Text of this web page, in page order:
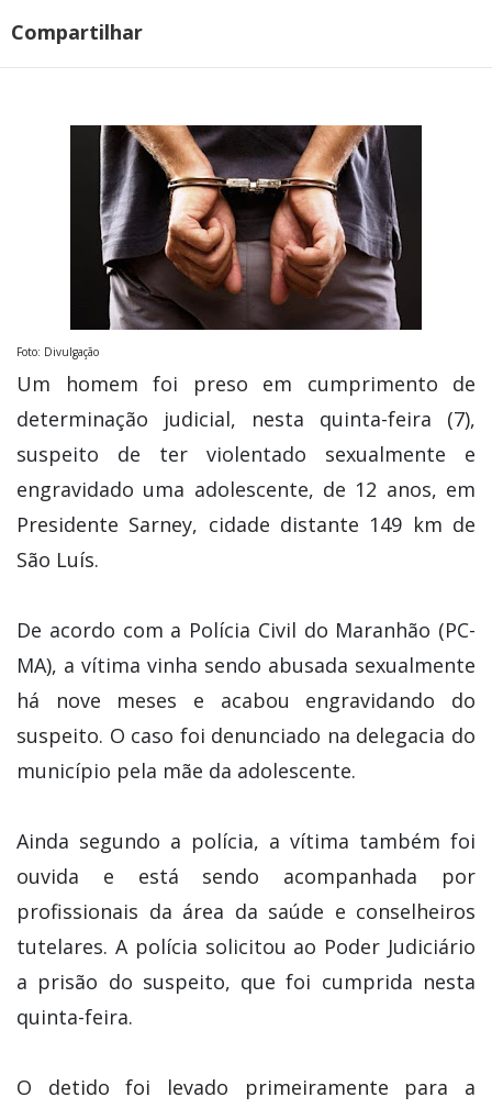
Compartilhar
Foto: Divulgação
Um homem foi preso em cumprimento de
determinação judicial, nesta quinta-feira (7),
suspeito de ter violentado sexualmente e
engravidado uma adolescente, de 12 anos, em
Presidente Sarney, cidade distante 149 km de
São Luís.
De acordo com a Polícia Civil do Maranhão (PC-
MA), a vítima vinha sendo abusada sexualmente
há nove meses e acabou engravidando do
suspeito. O caso foi denunciado na delegacia do
município pela mãe da adolescente.
Ainda segundo a polícia, a vítima também foi
ouvida e está sendo acompanhada por
profissionais da área da saúde e conselheiros
tutelares. A polícia solicitou ao Poder Judiciário
a prisão do suspeito, que foi cumprida nesta
quinta-feira.
O detido foi levado primeiramente para a